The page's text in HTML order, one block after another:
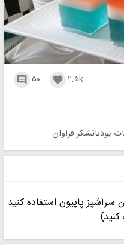
۵۰  ۲.۵k 
بودباتشکر فراوان
سرآشپز پاپیون استفاده کنید